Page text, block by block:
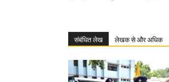
संबंधित लेख लेखक से और अधिक